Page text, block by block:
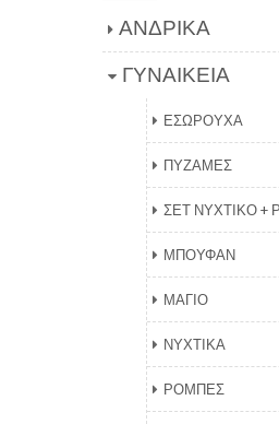
ΑΝΔΡΙΚΑ
ΓΥΝΑΙΚΕΙΑ
ΕΣΩΡΟΥΧΑ
ΠΥΖΑΜΕΣ
ΣΕΤ ΝΥΧΤΙΚΟ +
ΜΠΟΥΦΑΝ
ΜΑΓΙΟ
ΝΥΧΤΙΚΑ
ΡΟΜΠΕΣ